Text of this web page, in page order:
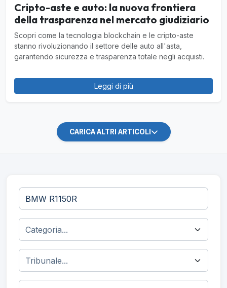
Cripto-aste e auto: la nuova frontiera
della trasparenza nel mercato giudiziario
Scopri come la tecnologia blockchain e le cripto-aste
stanno rivoluzionando il settore delle auto all'asta,
garantendo sicurezza e trasparenza totale negli acquisti.
Leggi di più
CARICA ALTRI ARTICOLI